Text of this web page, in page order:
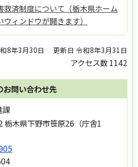
救済制度について（栃木県ホーム
ィンドウが開きます）
8年3月30日 更新日 令和8年3月31日
アクセス数1142
お問い合わせ先
課
栃木県下野市笹原26（庁舎1